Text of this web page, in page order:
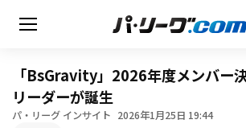
「BsGravity」2026年度メンバー
リーダーが誕生
パ・リーグ インサイト 2026年1月25日 19:44